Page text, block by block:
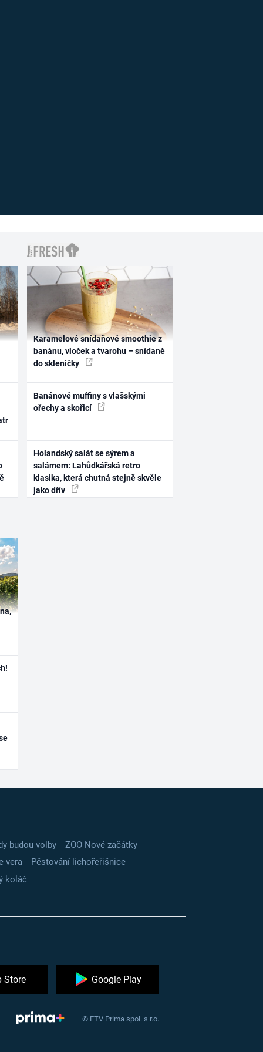
Karamelové snídaňové smoothie z
banánu, vloček a tvarohu – snídaně
do skleničky
Banánové muffiny s vlašskými
ořechy a skořicí
Holandský salát se sýrem a
salámem: Lahůdkářská retro
klasika, která chutná stejně skvěle
jako dřív
budou volby
ZOO Nové začátky
vera
Pěstování lichořeřišnice
koláč
Store Google Play
© FTV Prima spol. s r.o.